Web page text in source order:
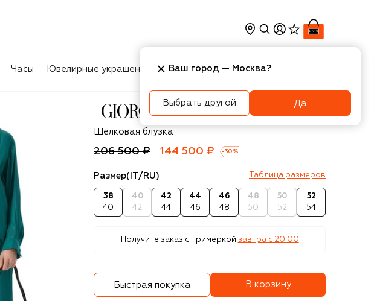
Часы Ювелирные украшения Косметика Интерьер
Giorgio Armani
Шелковая блузка
206 500 ₽ 144 500 ₽ -30 %
Размер(IT/RU) Таблица размеров
38
40
40
42
42
44
44
46
46
48
48
50
50
52
52
54
Получите заказ с примеркой завтра c 20:00
Быстрая покупка В корзину
Ваш город — Москва?
Выбрать другой Да